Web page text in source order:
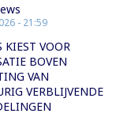
- 21:59
KIEST VOOR
BOVEN
VAN
VERBLIJVENDE